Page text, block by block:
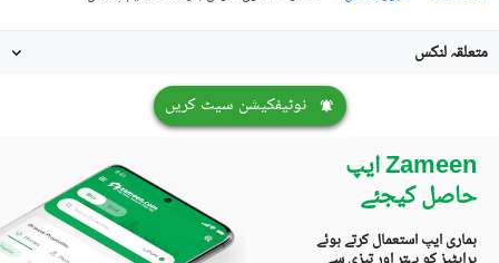
متعلقہ لنکس
نوٹیفکیشن سیٹ کریں
Zameen ایپ
حاصل کیجئے
ہماری ایپ استعمال کرتے ہوئے